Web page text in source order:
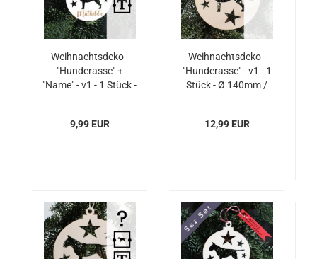
Weihnachtsdeko -
"Hunderasse" +
"Name" - v1 - 1 Stück -
9,99 EUR
Weihnachtsdeko -
"Hunderasse" - v1 - 1
Stück - Ø 140mm /
12,99 EUR